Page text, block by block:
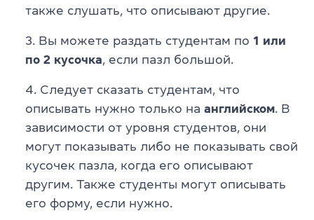
также слушать, что описывают другие.
Вы можете раздать студентам по 1 или
по 2 кусочка, если пазл большой.
Следует сказать студентам, что
описывать нужно только на английском. В
зависимости от уровня студентов, они
могут показывать либо не показывать свой
кусочек пазла, когда его описывают
другим. Также студенты могут описывать
его форму, если нужно.